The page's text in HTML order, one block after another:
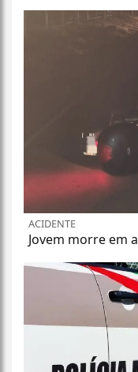
ACIDENTE
Jovem morre em